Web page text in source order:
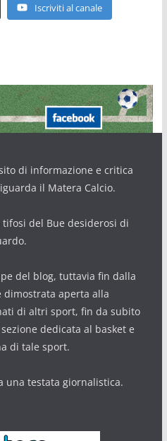
Iscriviti al canale
di informazione e critica
il Matera Calcio.
del Bue desiderosi di
del blog, tuttavia fin dalla
dimostrata aperta alla
di altri sport, fin da subito
dedicata al basket e
di tale sport.
una testata giornalistica.